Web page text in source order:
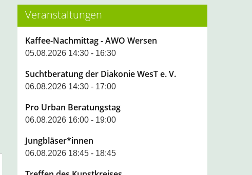
Veranstaltungen
Kaffee-Nachmittag - AWO Wersen
05.08.2026 14:30 - 16:30
Suchtberatung der Diakonie WesT e. V.
06.08.2026 14:30 - 17:00
Pro Urban Beratungstag
06.08.2026 16:00 - 19:00
Jungbläser*innen
06.08.2026 18:45 - 18:45